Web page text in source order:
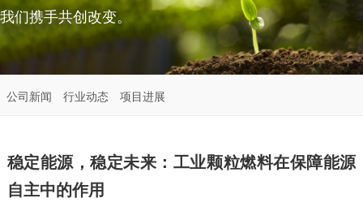
我们携手共创改变。
公司新闻 行业动态 项目进展
稳定能源，稳定未来：工业颗粒燃料在保障能源
自主中的作用